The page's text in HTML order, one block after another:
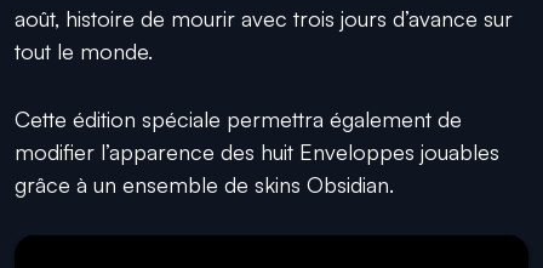
août, histoire de mourir avec trois jours d’avance sur
tout le monde.
Cette édition spéciale permettra également de
modifier l’apparence des huit Enveloppes jouables
grâce à un ensemble de skins Obsidian.